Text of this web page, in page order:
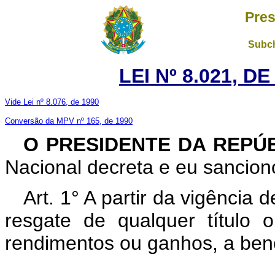
LEI Nº 8.021,
Vide Lei nº 8.076, de 1990
Conversão da MPV nº 165, de 1990
O PRESIDENTE DA
Nacional decreta e eu
Art. 1° A partir da vigência
resgate de qualquer título
rendimentos ou ganhos, a